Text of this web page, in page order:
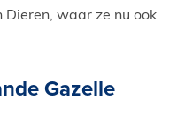
Dieren, waar ze nu ook
Gazelle